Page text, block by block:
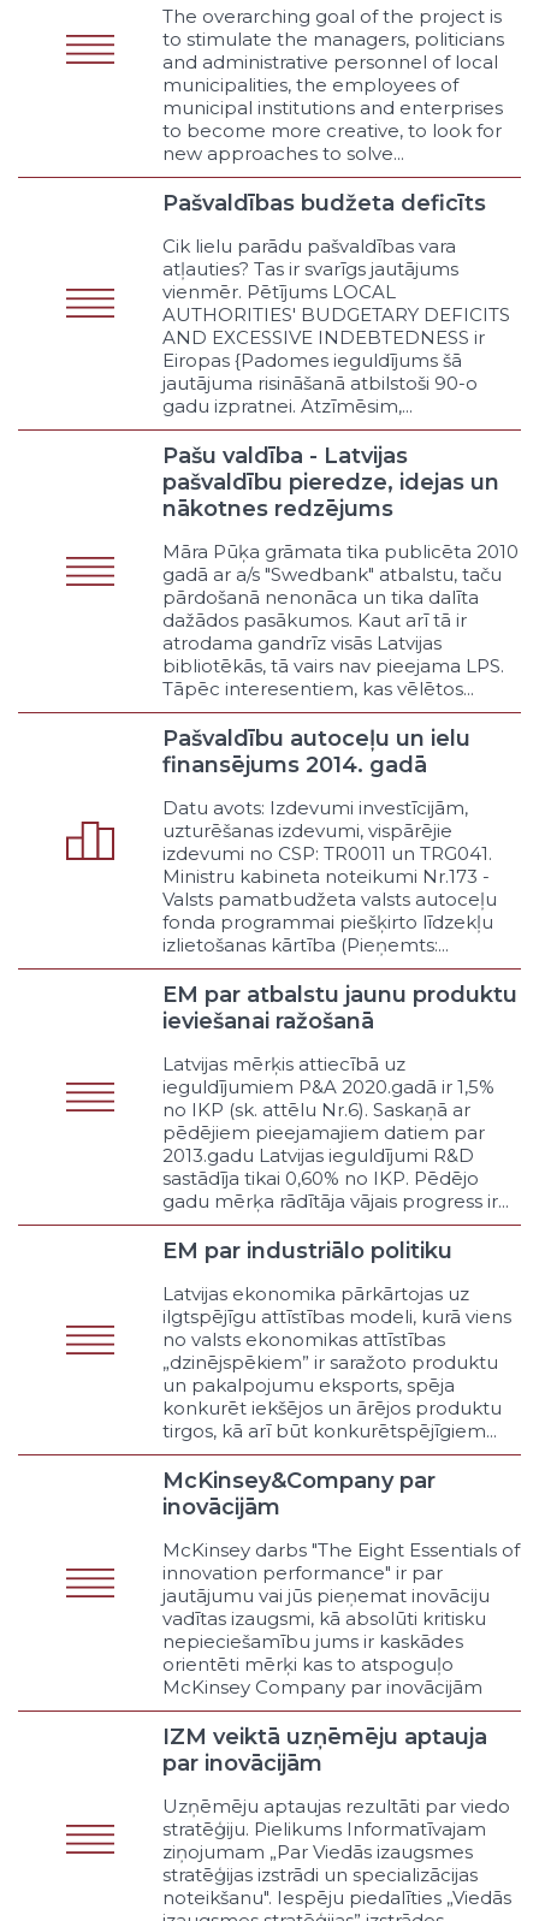
Atbalsts terciārajai aprūpei
Veselības aprūpe sociālās aprūpes
iestādēs
Veselības aprūpe izglītības
iestādēs
Citi veselības aprūpes pieejamības
pasākumi
Sabiedriskā kārtība un tiesiskums
Atskurbtuves
Tikumības policija
Īres valdes
Bāriņtiesas
Bērnu tiesību aizsardzība
Iekšpagalmi
Krīzes centri (fiziskām personām)
neaizsargātām grupām
Probācija
Apcietinājumā esošo
interešu pārstāvība
Kārtības nodrošināšana masu
pasākumos
Narkomānijas apkarošana
Citi sabiedriskās kārtības un
tiesiskuma pasākumi
Avārijas un krīzes situācijas
Glābšanas dienesti uz ūdeņiem
Atbalsts ugunsdzēsībai
Dalība dabas un tehnisko
katastrofu novēršanā
Avārijas dienesti publiskajai
infrastruktūrai
Dalība terorisma apkarošanā
Atbalsts Zemessardzei
Sadarbība ar Nacionālajiem
bruņotajiem spēkiem
Citi avārijas un krīžu pasākumi
Telpiskā plānošana un būvniecības
uzraudzība
Sabiedrisko apspriešanu
organizēšana
Referendumu organizēšana
Saskaņošana ar citu publisko
personu plānošanas
dokumentiem
Teritorijas plānojuma izstrāde
Detaļplānojuma izstrāde
Vides ilgtspējības prasību
nodrošināšana
Būvniecības tiesiskuma
nodrošināšana
Ēku un būvju tehniskā stāvokļa
uzraudzība
Citi telpiskās plānošanas un
būvniecības uzraudzības
Komunālie pakalpojumi („public
utilities”)
Ūdensapgāde
Kanalizācija un ūdeņu attīrīšana
Sadzīves atkritumu savākšana un
pārstrāde
Siltumapgāde
Koģenerācija
(„energoefektivitāte”)
Atjaunīgo energoresursu
izmantošanas veicināšana
Citi komunālie pakalpojumi
The overarching goal of the project is
to stimulate the managers, politicians
and administrative personnel of local
municipalities, the employees of
municipal institutions and enterprises
to become more creative, to look for
new approaches to solve...
Pašvaldības budžeta deficīts
Cik lielu parādu pašvaldības vara
atļauties? Tas ir svarīgs jautājums
vienmēr. Pētījums LOCAL
AUTHORITIES' BUDGETARY DEFICITS
AND EXCESSIVE INDEBTEDNESS ir
Eiropas {Padomes ieguldījums šā
jautājuma risināšanā atbilstoši 90-o
gadu izpratnei. Atzīmēsim,...
Pašu valdība - Latvijas
pašvaldību pieredze, idejas un
nākotnes redzējums
Māra Pūķa grāmata tika publicēta 2010
gadā ar a/s "Swedbank" atbalstu, taču
pārdošanā nenonāca un tika dalīta
dažādos pasākumos. Kaut arī tā ir
atrodama gandrīz visās Latvijas
bibliotēkās, tā vairs nav pieejama LPS.
Tāpēc interesentiem, kas vēlētos...
Pašvaldību autoceļu un ielu
finansējums 2014. gadā
Datu avots: Izdevumi investīcijām,
uzturēšanas izdevumi, vispārējie
izdevumi no CSP: TR0011 un TRG041.
Ministru kabineta noteikumi Nr.173 -
Valsts pamatbudžeta valsts autoceļu
fonda programmai piešķirto līdzekļu
izlietošanas kārtība (Pieņemts:...
EM par atbalstu jaunu produktu
ieviešanai ražošanā
Latvijas mērķis attiecībā uz
ieguldījumiem P&A 2020.gadā ir 1,5%
no IKP (sk. attēlu Nr.6). Saskaņā ar
pēdējiem pieejamajiem datiem par
2013.gadu Latvijas ieguldījumi R&D
sastādīja tikai 0,60% no IKP. Pēdējo
gadu mērķa rādītāja vājais progress ir...
EM par industriālo politiku
Latvijas ekonomika pārkārtojas uz
ilgtspējīgu attīstības modeli, kurā viens
no valsts ekonomikas attīstības
„dzinējspēkiem” ir saražoto produktu
un pakalpojumu eksports, spēja
konkurēt iekšējos un ārējos produktu
tirgos, kā arī būt konkurētspējīgiem...
McKinsey&Company par
inovācijām
McKinsey darbs "The Eight Essentials of
innovation performance" ir par
jautājumu vai jūs pieņemat inovāciju
vadītas izaugsmi, kā absolūti kritisku
nepieciešamību jums ir kaskādes
orientēti mērķi kas to atspoguļo
McKinsey Company par inovācijām
IZM veiktā uzņēmēju aptauja
par inovācijām
Uzņēmēju aptaujas rezultāti par viedo
stratēģiju. Pielikums Informatīvajam
ziņojumam „Par Viedās izaugsmes
stratēģijas izstrādi un specializācijas
noteikšanu". Iespēju piedalīties „Viedās